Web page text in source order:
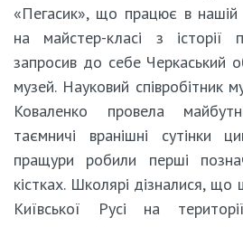
«Пегасик», що працює в нашій
на майстер-класі з історії
запросив до себе Черкаський
музей. Науковий співробітник
Коваленко провела
таємничі вранішні сутінки
пращури робили перші
кістках. Школярі дізналися, що
Київської Русі на